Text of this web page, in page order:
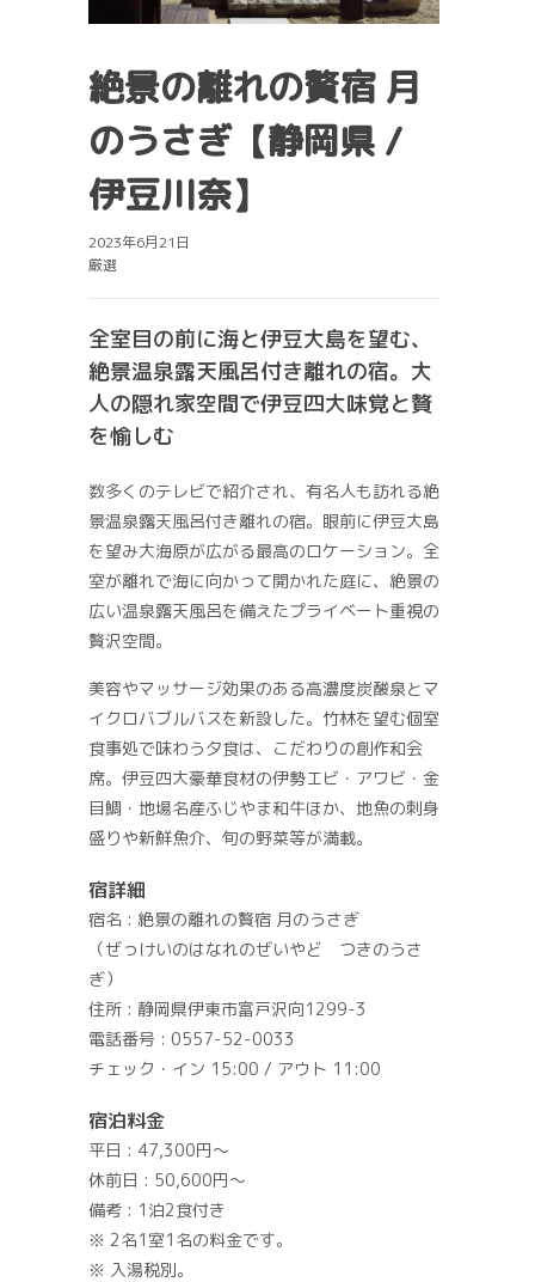
絶景の離れの贅宿 月
のうさぎ【静岡県 /
伊豆川奈】
2023年6月21日
厳選
全室目の前に海と伊豆大島を望む、
絶景温泉露天風呂付き離れの宿。大
人の隠れ家空間で伊豆四大味覚と贅
を愉しむ
数多くのテレビで紹介され、有名人も訪れる絶
景温泉露天風呂付き離れの宿。眼前に伊豆大島
を望み大海原が広がる最高のロケーション。全
室が離れで海に向かって開かれた庭に、絶景の
広い温泉露天風呂を備えたプライベート重視の
贅沢空間。
美容やマッサージ効果のある高濃度炭酸泉とマ
イクロバブルバスを新設した。竹林を望む個室
食事処で味わう夕食は、こだわりの創作和会
席。伊豆四大豪華食材の伊勢エビ・アワビ・金
目鯛・地場名産ふじやま和牛ほか、地魚の刺身
盛りや新鮮魚介、旬の野菜等が満載。
宿詳細
宿名 : 絶景の離れの贅宿 月のうさぎ
（ぜっけいのはなれのぜいやど つきのうさ
ぎ）
住所 : 静岡県伊東市富戸沢向1299-3
電話番号 : 0557-52-0033
チェック・イン 15:00 / アウト 11:00
宿泊料金
平日 : 47,300円～
休前日 : 50,600円～
備考 : 1泊2食付き
※ 2名1室1名の料金です。
※ 入湯税別。